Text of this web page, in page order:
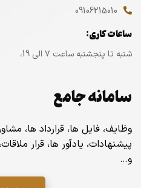
09106215010
ساعات کاری:
شنبه تا پنجشنبه ساعت ۷ الی 19،
سامانه جامع
وظایف، فایل ها، قرارداد ها،
پیشنهادات، یادآور ها، قرار
و…